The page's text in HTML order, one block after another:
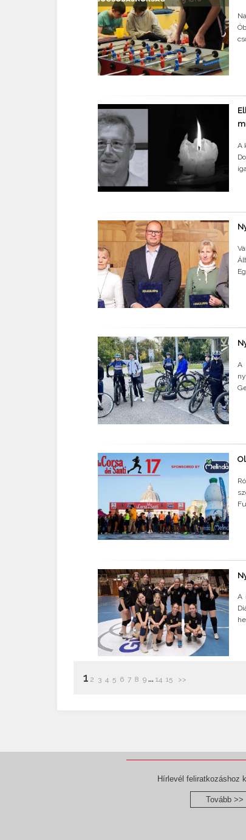
A
A
A
1 2 3 4 5 6 7 8 9 ... 14 15 >>
Hírlevél feliratkozáshoz
Tovább >>